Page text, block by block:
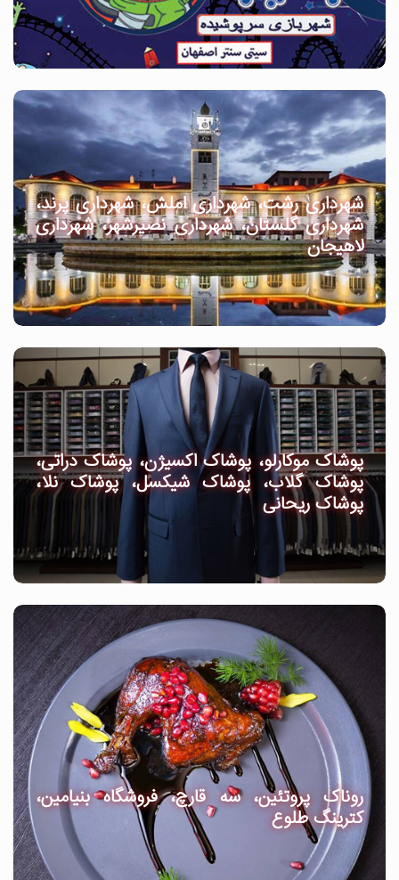
شهرداری رشت، شهرداری املش، شهرداری پرند،
شهرداری گلستان، شهرداری نصیرشهر، شهرداری
لاهیجان
پوشاک موکارلو، پوشاک اکسیژن، پوشاک دراتی،
پوشاک گلاب، پوشاک شیکسل، پوشاک نلا،
پوشاک ریحانی
روناک پروتئین، سه قارچ، فروشگاه بنیامین،
کترینگ طلوع